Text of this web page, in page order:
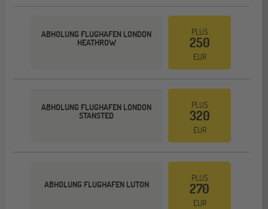
ABHOLUNG FLUGHAFEN LONDON
HEATHROW
PLUS
250
EUR
ABHOLUNG FLUGHAFEN LONDON
STANSTED
PLUS
320
EUR
ABHOLUNG FLUGHAFEN LUTON
PLUS
270
EUR